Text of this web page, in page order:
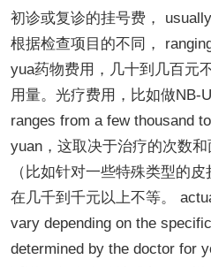
初诊或复诊的挂号费，
根据检查项目的不同，
yua药物费用，几十到几百元
用量。光疗费用，比如做NB-
ranges from a few thousand
yuan，这取决于治疗的次数
（比如针对一些特殊类型的
在几千到千元以上不等。
vary depending on the
determined by the doctor for